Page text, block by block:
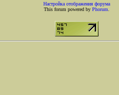
Настройка отображения форума
This forum powered by Phorum